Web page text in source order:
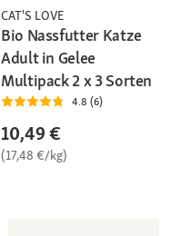
CAT'S LOVE
Bio Nassfutter Katze
Adult in Gelee
Multipack 2 x 3 Sorten
4.8 (6)
10,49 €
(17,48 €/kg)